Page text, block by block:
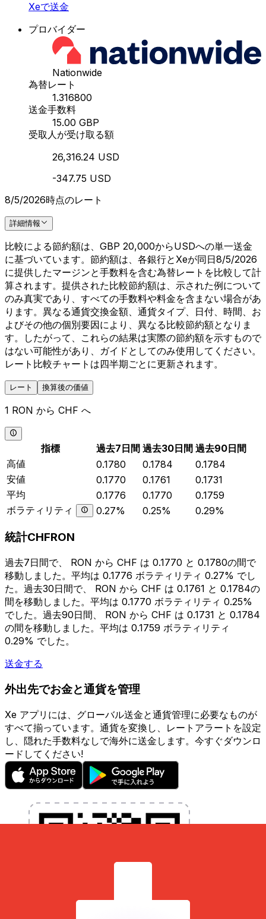
Xeで送金
プロバイダー
Nationwide
為替レート
1.316800
送金手数料
15.00 GBP
受取人が受け取る額
26,316.24 USD
-347.75 USD
8/5/2026時点のレート
詳細情報
比較による節約額は、GBP 20,000からUSDへの単一送金
に基づいています。節約額は、各銀行とXeが同日8/5/2026
に提供したマージンと手数料を含む為替レートを比較して計
算されます。提供された比較節約額は、示された例について
のみ真実であり、すべての手数料や料金を含まない場合があ
ります。異なる通貨交換金額、通貨タイプ、日付、時間、お
よびその他の個別要因により、異なる比較節約額となりま
す。したがって、これらの結果は実際の節約額を示すもので
はない可能性があり、ガイドとしてのみ使用してください。
レート比較チャートは四半期ごとに更新されます。
レート 換算後の価値
1 RON から CHF へ
指標 過去7日間 過去30日間 過去90日間
高値
0.1780 0.1784
0.1784
安値
0.1770 0.1761
0.1731
平均
0.1776 0.1770
0.1759
ボラティリティ
0.27% 0.25% 0.29%
統計CHFRON
過去7日間で、 RON から CHF は 0.1770 と 0.1780の間で
移動しました。平均は 0.1776 ボラティリティ 0.27% でし
た。過去30日間で、 RON から CHF は 0.1761 と 0.1784の
間を移動しました。平均は 0.1770 ボラティリティ 0.25%
でした。過去90日間、 RON から CHF は 0.1731 と 0.1784
の間を移動しました。平均は 0.1759 ボラティリティ
0.29% でした。
送金する
外出先でお金と通貨を管理
Xe アプリには、グローバル送金と通貨管理に必要なものが
すべて揃っています。通貨を変換し、レートアラートを設定
し、隠れた手数料なしで海外に送金します。今すぐダウンロ
ードしてください!